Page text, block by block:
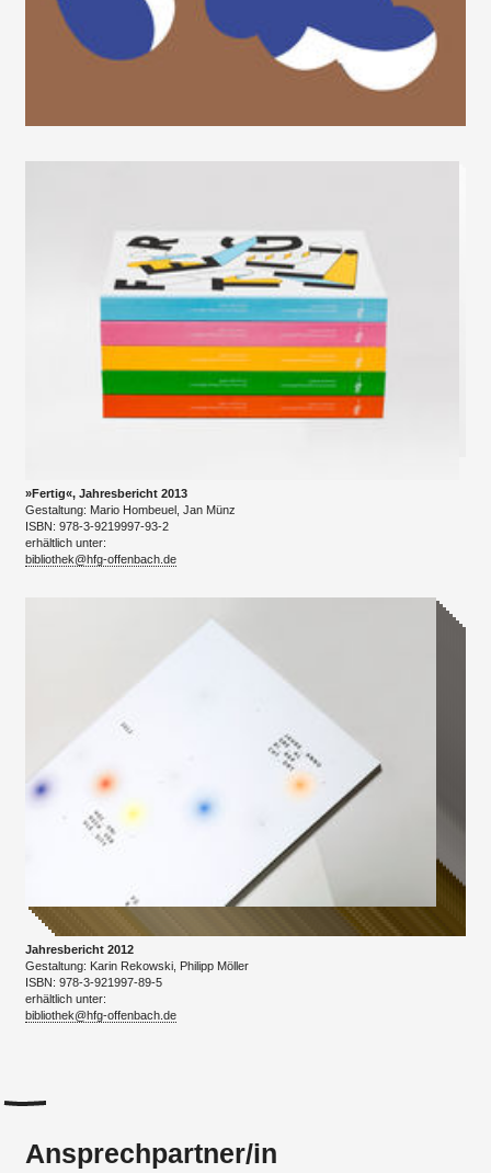
»Fertig«, Jahresbericht 2013
Gestaltung: Mario Hombeuel, Jan Münz
ISBN: 978-3-9219997-93-2
erhältlich unter:
bibliothek@hfg-offenbach.de
Jahresbericht 2012
Gestaltung: Karin Rekowski, Philipp Möller
ISBN: 978-3-921997-89-5
erhältlich unter:
bibliothek@hfg-offenbach.de
Ansprechpartner/in